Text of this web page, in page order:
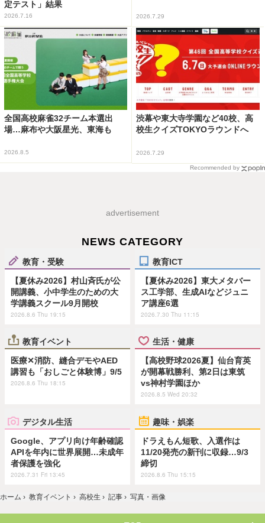
定テスト」結果
2026.7.16 2026.7.29
全国高校麻雀32チーム本選出
場…麻布や大阪星光、東海も
2026.8.5
渋幕や東大寺学園など40校、高
校生クイズTOKYOラウンドへ
2026.7.29
Recommended by
advertisement
NEWS CATEGORY
教育・受験
【夏休み2026】村山斉氏が公
開講義、小中学生のための大
学講義スクール9月開校
2026.8.6 Thu 19:15
教育ICT
【夏休み2026】東大メタバー
ス工学部、生成AIなどジュニ
ア講座6選
2026.7.30 Thu 11:15
教育イベント
医療✕消防、縫合デモやAED
講習も「おしごと体験博」9/5
2026.8.6 Thu 18:15
生活・健康
【高校野球2026夏】仙台育英
が開幕戦勝利、第2日は東筑
vs神村学園ほか
2026.8.5 Wed 20:32
デジタル生活
Google、アプリ向け年齢確認
APIを年内に世界展開…未成年
者保護を強化
2026.7.31 Fri 13:45
趣味・娯楽
ドラえもん短歌、入選作は
11/20発売の新刊に収録…9/3
締切
2026.8.6 Thu 15:15
ホーム › 教育イベント › 高校生 › 記事 › 写真・画像